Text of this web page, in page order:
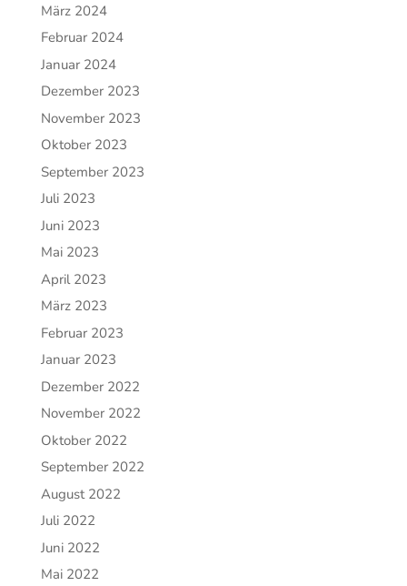
März 2024
Februar 2024
Januar 2024
Dezember 2023
November 2023
Oktober 2023
September 2023
Juli 2023
Juni 2023
Mai 2023
April 2023
März 2023
Februar 2023
Januar 2023
Dezember 2022
November 2022
Oktober 2022
September 2022
August 2022
Juli 2022
Juni 2022
Mai 2022